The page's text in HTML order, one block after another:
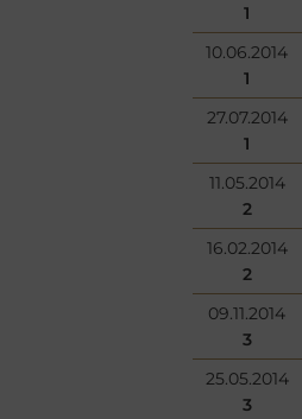
1
10.06.2014
1
27.07.2014
1
11.05.2014
2
16.02.2014
2
09.11.2014
3
25.05.2014
3